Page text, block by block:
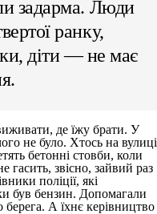
задарма. Люди
ранку,
діти — не має
де їжу брати. У
не було. Хтось на вулиці
бетонні стовби, коли
гасить, звісно, зайвий раз
поліції, які
був бензин. Допомагали
берега. А їхнє керівництво